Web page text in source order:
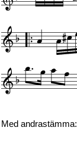
Med andrastämma: